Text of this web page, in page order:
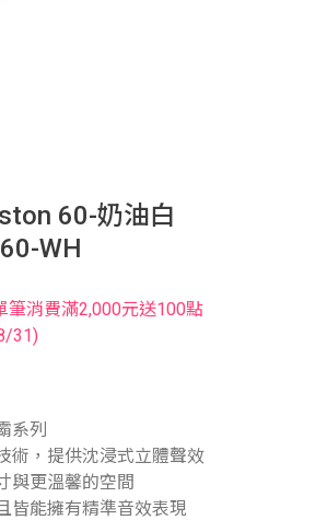
60-奶油白
WH
筆消費滿2,000元送100點
31)
系列
術，提供沈浸式立體聲效
與更溫馨的空間
皆能擁有精準音效表現